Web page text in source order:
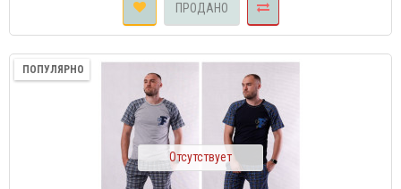
ПРОДАНО
ПОПУЛЯРНО
Отсутствует